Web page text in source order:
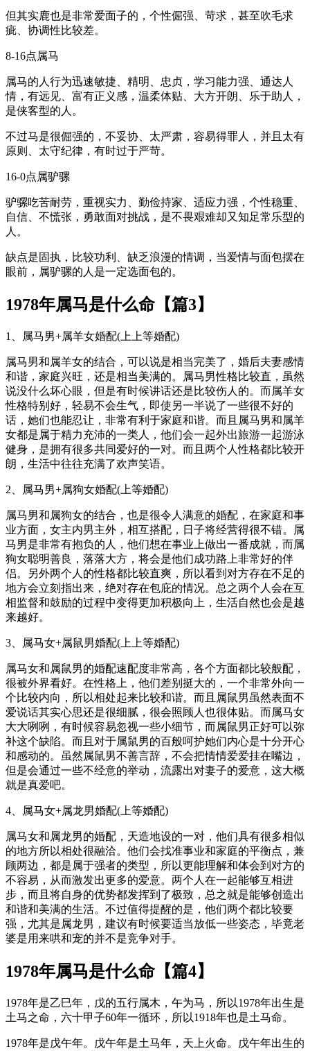
但其实鹿也是非常爱面子的，个性倔强、苛求，甚至吹毛求
疵、协调性比较差。
8-16点属马
属马的人行为迅速敏捷、精明、忠贞，学习能力强、通达人
情，有远见、富有正义感，温柔体贴、大方开朗、乐于助人，
是侠客型的人。
不过马是很倔强的，不妥协、太严肃，容易得罪人，并且太有
原则、太守纪律，有时过于严苛。
16-0点属驴骡
驴骡吃苦耐劳，重视实力、勤俭持家、适应力强，个性稳重、
自信、不慌张，勇敢面对挑战，是不畏艰难却又知足常乐型的
人。
缺点是固执，比较功利、缺乏浪漫的情调，当爱情与面包摆在
眼前，属驴骡的人是一定选面包的。
1978年属马是什么命【篇3】
1、属马男+属羊女婚配(上上等婚配)
属马男和属羊女的结合，可以说是相当完美了，婚后夫妻感情
和谐，家庭兴旺，还是相当美满的。属马男性格比较直，虽然
说没什么坏心眼，但是有时候讲话还是比较伤人的。而属羊女
性格特别好，轻易不会生气，即使另一半说了一些很不好的
话，她们也能忍让，非常有利于家庭和谐。而且属马男和属羊
女都是属于精力充沛的一类人，他们会一起外出旅游一起游泳
健身，是拥有很多共同爱好的一对。而且两个人性格都比较开
朗，生活中往往充满了欢声笑语。
2、属马男+属狗女婚配(上等婚配)
属马男和属狗女的结合，也是很令人满意的婚配，在家庭和事
业方面，女主内男主外，相互搭配，日子将经营得很不错。属
马男是非常有抱负的人，他们想在事业上做出一番成就，而属
狗女聪明善良，落落大方，将会是他们成功路上非常好的伴
侣。另外两个人的性格都比较直爽，所以看到对方存在不足的
地方会立刻指出来，绝对存在包庇的情况。总之两个人会在互
相监督和鼓励的过程中变得更加积极向上，生活自然也会是越
来越好。
3、属马女+属鼠男婚配(上上等婚配)
属马女和属鼠男的婚配速配度非常高，各个方面都比较般配，
很被外界看好。在性格上，他们差别挺大的，一个非常外向一
个比较内向，所以相处起来比较和谐。而且属鼠男虽然表面不
爱说话其实心思还是很细腻，很会照顾人也很体贴。而属马女
大大咧咧，有时候容易忽视一些小细节，而属鼠男正好可以弥
补这个缺陷。而且对于属鼠男的百般呵护她们内心是十分开心
和感动的。虽然属鼠男不善言辞，不会把情情爱爱挂在嘴边，
但是会通过一些不经意的举动，流露出对妻子的爱意，这大概
就是真爱吧。
4、属马女+属龙男婚配(上等婚配)
属马女和属龙男的婚配，天造地设的一对，他们具有很多相似
的地方所以相处很融洽。他们会找准事业和家庭的平衡点，兼
顾两边，都是属于强者的类型，所以更能理解和体会到对方的
不容易，从而激发出更多的爱意。两个人在一起能够互相进
步，而且将自身的优势都发挥到了极致，总之就是能够创造出
和谐和美满的生活。不过值得提醒的是，他们两个都比较要
强，尤其是属龙男，建议有时候要适当放低一些姿态，毕竟老
婆是用来哄和宠的并不是竞争对手。
1978年属马是什么命【篇4】
1978年是乙巳年，戊的五行属木，午为马，所以1978年出生是
土马之命，六十甲子60年一循环，所以1918年也是土马命。
1978年是戊午年。戊午年是土马年，天上火命。戊午年出生的